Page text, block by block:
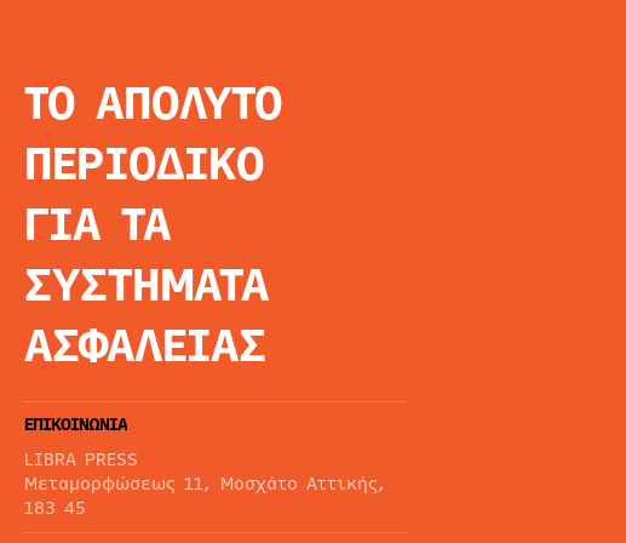
ΤΟ ΑΠΟΛΥΤΟ
ΠΕΡΙΟΔΙΚΟ
ΓΙΑ ΤΑ
ΣΥΣΤΗΜΑΤΑ
ΑΣΦΑΛΕΙΑΣ
ΕΠΙΚΟΙΝΩΝΙΑ
LIBRA PRESS
Μεταμορφώσεως 11, Μοσχάτο Αττικής,
183 45